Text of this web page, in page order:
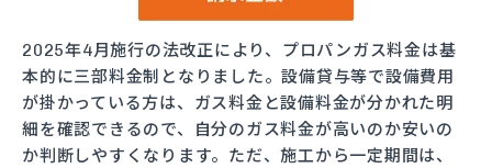
2025年4月施行の法改正により、プロパンガス料金は基
本的に三部料金制となりました。設備貸与等で設備費用
が掛かっている方は、ガス料金と設備料金が分かれた明
細を確認できるので、自分のガス料金が高いのか安いの
か判断しやすくなります。ただ、施工から一定期間は、